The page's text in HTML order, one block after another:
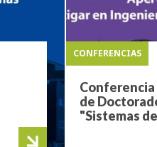
CONFERENCIAS
Conferencia
de
"Sistemas